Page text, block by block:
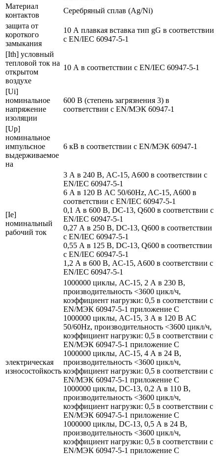
Материал
контактов
Серебряный сплав (Ag/Ni)
защита от
короткого
замыкания
10 А плавкая вставка тип gG в соответствии
с EN/IEC 60947-5-1
[Ith] условный
тепловой ток на
открытом
воздухе
10 А в соответствии с EN/IEC 60947-5-1
[Ui]
номинальное
напряжение
изоляции
600 В (степень загрязнения 3) в
соответствии с EN/МЭК 60947-1
[Up]
номинальное
импульсное
выдерживаемое
на
6 кВ в соответствии с EN/МЭК 60947-1
[Ie]
номинальный
рабочий ток
3 А в 240 В, AC-15, A600 в соответствии с
EN/IEC 60947-5-1
6 А в 120 В AC 50/60Hz, AC-15, A600 в
соответствии с EN/IEC 60947-5-1
0,1 А в 600 В, DC-13, Q600 в соответствии с
EN/IEC 60947-5-1
0,27 А в 250 В, DC-13, Q600 в соответствии
с EN/IEC 60947-5-1
0,55 А в 125 В, DC-13, Q600 в соответствии
с EN/IEC 60947-5-1
1,2 А в 600 В, AC-15, A600 в соответствии с
EN/IEC 60947-5-1
электрическая
износостойкость
1000000 циклы, AC-15, 2 А в 230 В,
производительность <3600 цикл/ч,
коэффициент нагрузки: 0,5 в соответствии с
EN/МЭК 60947-5-1 приложение С
1000000 циклы, AC-15, 3 А в 120 В AC
50/60Hz, производительность <3600 цикл/ч,
коэффициент нагрузки: 0,5 в соответствии с
EN/МЭК 60947-5-1 приложение С
1000000 циклы, AC-15, 4 А в 24 В,
производительность <3600 цикл/ч,
коэффициент нагрузки: 0,5 в соответствии с
EN/МЭК 60947-5-1 приложение С
1000000 циклы, DC-13, 0,2 А в 110 В,
производительность <3600 цикл/ч,
коэффициент нагрузки: 0,5 в соответствии с
EN/МЭК 60947-5-1 приложение С
1000000 циклы, DC-13, 0,5 А в 24 В,
производительность <3600 цикл/ч,
коэффициент нагрузки: 0,5 в соответствии с
EN/МЭК 60947-5-1 приложение С